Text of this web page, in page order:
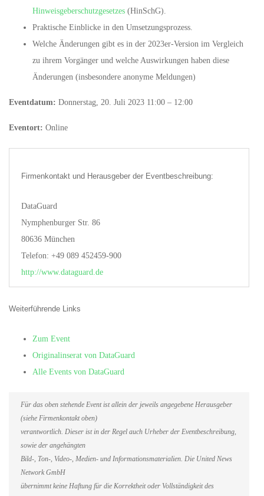
Hinweisgeberschutzgesetzes (HinSchG).
Praktische Einblicke in den Umsetzungsprozess.
Welche Änderungen gibt es in der 2023er-Version im Vergleich
zu ihrem Vorgänger und welche Auswirkungen haben diese
Änderungen (insbesondere anonyme Meldungen)
Eventdatum: Donnerstag, 20. Juli 2023 11:00 – 12:00
Eventort: Online
Firmenkontakt und Herausgeber der Eventbeschreibung:
DataGuard
Nymphenburger Str. 86
80636 München
Telefon: +49 089 452459-900
http://www.dataguard.de
Weiterführende Links
Zum Event
Originalinserat von DataGuard
Alle Events von DataGuard
Für das oben stehende Event ist allein der jeweils angegebene Herausgeber
(siehe Firmenkontakt oben)
verantwortlich. Dieser ist in der Regel auch Urheber der Eventbeschreibung,
sowie der angehängten
Bild-, Ton-, Video-, Medien- und Informationsmaterialien. Die United News
Network GmbH
übernimmt keine Haftung für die Korrektheit oder Vollständigkeit des